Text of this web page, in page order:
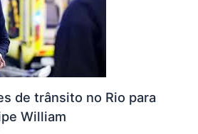
de trânsito no Rio para
William